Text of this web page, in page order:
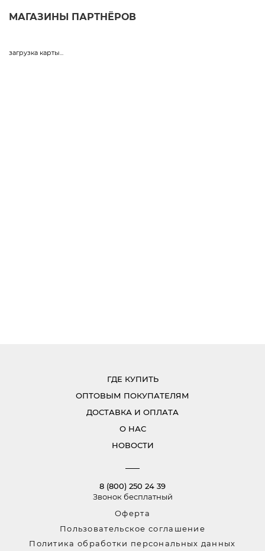
МАГАЗИНЫ ПАРТНЁРОВ
загрузка карты...
ГДЕ КУПИТЬ
ОПТОВЫМ ПОКУПАТЕЛЯМ
ДОСТАВКА И ОПЛАТА
О НАС
НОВОСТИ
8 (800) 250 24 39
Звонок бесплатный
Оферта
Пользовательское соглашение
Политика обработки персональных данных